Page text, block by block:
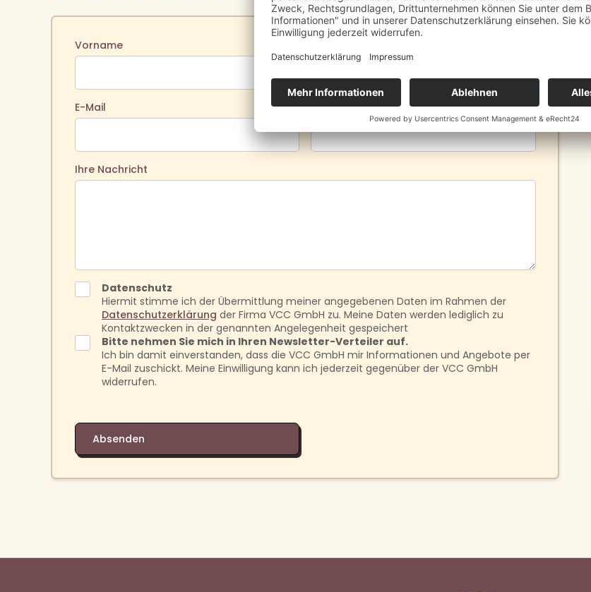
Vorname
E-Mail Telefon
Ihre Nachricht
Datenschutz
Hiermit stimme ich der Übermittlung meiner angegebenen Daten im Rahmen der
Datenschutzerklärung der Firma VCC GmbH zu. Meine Daten werden lediglich zu
Kontaktzwecken in der genannten Angelegenheit gespeichert
Bitte nehmen Sie mich in Ihren Newsletter-Verteiler auf.
Ich bin damit einverstanden, dass die VCC GmbH mir Informationen und Angebote per
E-Mail zuschickt. Meine Einwilligung kann ich jederzeit gegenüber der VCC GmbH
widerrufen.